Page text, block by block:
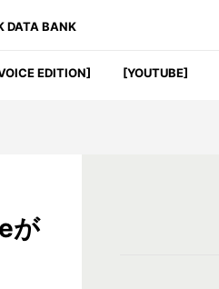
DATA BANK
EDITION] [YOUTUBE]
が